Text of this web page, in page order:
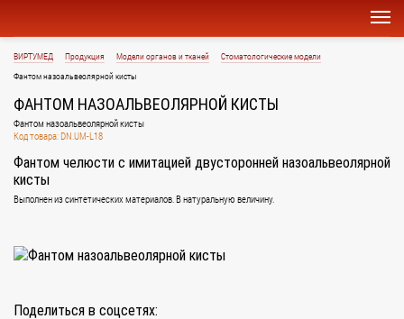
ВИРТУМЕД Продукция Модели органов и тканей
Стоматологические модели
Фантом назоальвеолярной кисты
ФАНТОМ НАЗОАЛЬВЕОЛЯРНОЙ КИСТЫ
Фантом назоальвеолярной кисты
Код товара: DN.UM-L18
Фантом челюсти c имитацией двусторонней назоальвеолярной
кисты
Выполнен из синтетических материалов. В натуральную величину.
Поделиться в соцсетях: